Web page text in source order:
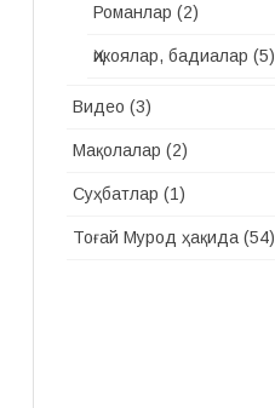
Романлар (2)
Ҳикоялар, бадиалар (5)
Видео (3)
Мақолалар (2)
Суҳбатлар (1)
Тоғай Мурод ҳақида(54)